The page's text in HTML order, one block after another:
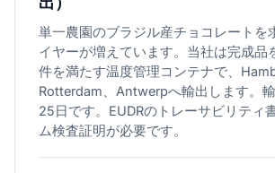
単一農園のブラジル産チョコレートを
イヤーが増えています。当社は完成品
件を満たす温度管理コンテナで、
Rotterdam、Antwerpへ輸出します。
25日です。EUDRのトレーサビリティ
ム検査証明が必要です。